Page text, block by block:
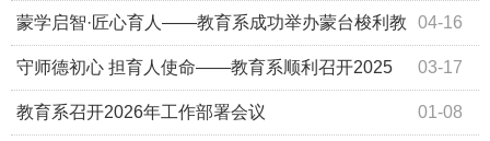
全与实训室安全应急演练 04-16
蒙学启智·匠心育人——教育系成功举办蒙台梭利教
学展示与培训活动 03-17
守师德初心 担育人使命——教育系顺利召开2025
年度师德师风及年度考核会议 01-08
教育系召开2026年工作部署会议